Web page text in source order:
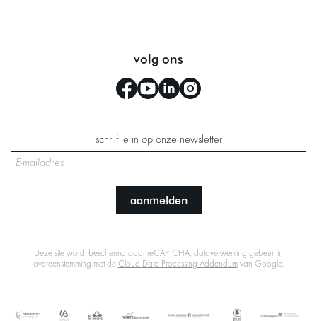
volg ons
schrijf je in op onze newsletter
aanmelden
Deze site wordt beschermd door reCAPTCHA, dataverwerking gebeurt in
overeenstemming met de Cloud Data Processing Addendumvan Google.